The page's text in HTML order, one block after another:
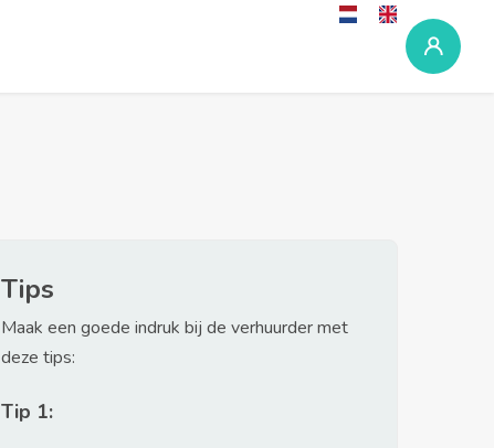
Tips
Maak een goede indruk bij de verhuurder met
deze tips:
Tip 1: